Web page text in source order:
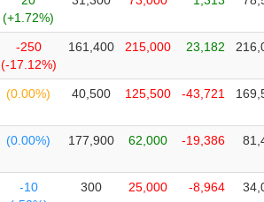
(+1.72%)
-250
(-17.12%)
161,400 215,000 23,182
(0.00%) 40,500 125,500 -43,721
(0.00%) 177,900 62,000 -19,386
-10
300 25,000 -8,964